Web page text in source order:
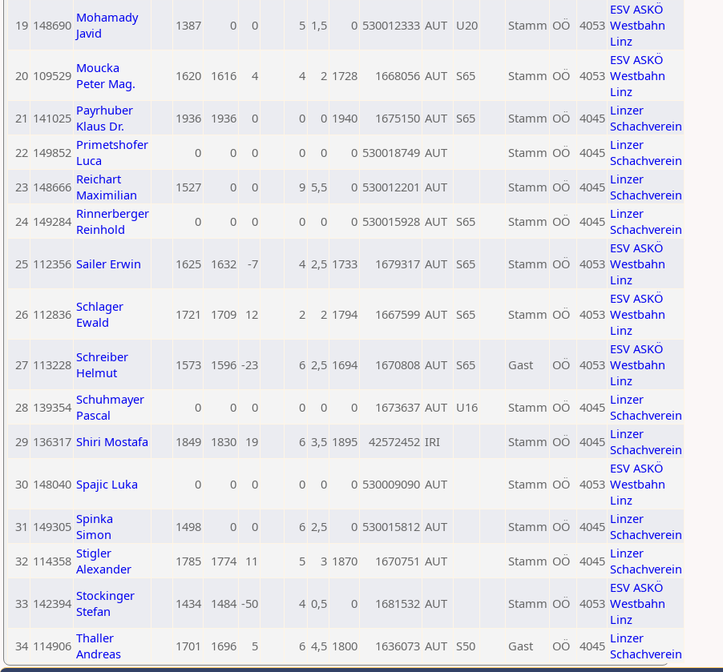
19 148690 Mohamady
Javid
1387 0 0 5 1,5 0 530012333 AUT U20 Stamm OÖ 4053
ESV ASKÖ
Westbahn
Linz
20 109529 Moucka
Peter Mag.
1620 1616 4 4 2 1728 1668056 AUT S65 Stamm OÖ 4053
ESV ASKÖ
Westbahn
Linz
21 141025 Payrhuber
Klaus Dr.
1936 1936 0 0 0 1940 1675150 AUT S65 Stamm OÖ 4045 Linzer
Schachverein
22 149852 Primetshofer
Luca
0 0 0 0 0 0 530018749 AUT Stamm OÖ 4045 Linzer
Schachverein
23 148666 Reichart
Maximilian
1527 0 0 9 5,5 0 530012201 AUT Stamm OÖ 4045 Linzer
Schachverein
24 149284 Rinnerberger
Reinhold
0 0 0 0 0 0 530015928 AUT S65 Stamm OÖ 4045 Linzer
Schachverein
25 112356 Sailer Erwin 1625 1632 -7 4 2,5 1733 1679317 AUT S65 Stamm OÖ 4053
ESV ASKÖ
Westbahn
Linz
26 112836 Schlager
Ewald
1721 1709 12 2 2 1794 1667599 AUT S65 Stamm OÖ 4053
ESV ASKÖ
Westbahn
Linz
27 113228 Schreiber
Helmut
1573 1596 -23 6 2,5 1694 1670808 AUT S65 Gast OÖ 4053
ESV ASKÖ
Westbahn
Linz
28 139354 Schuhmayer
Pascal
0 0 0 0 0 0 1673637 AUT U16 Stamm OÖ 4045 Linzer
Schachverein
29 136317 Shiri Mostafa 1849 1830 19 6 3,5 1895 42572452 IRI Stamm OÖ 4045 Linzer
Schachverein
30 148040 Spajic Luka 0 0 0 0 0 0 530009090 AUT Stamm OÖ 4053
ESV ASKÖ
Westbahn
Linz
31 149305 Spinka
Simon
1498 0 0 6 2,5 0 530015812 AUT Stamm OÖ 4045 Linzer
Schachverein
32 114358 Stigler
Alexander
1785 1774 11 5 3 1870 1670751 AUT Stamm OÖ 4045 Linzer
Schachverein
33 142394 Stockinger
Stefan
1434 1484 -50 4 0,5 0 1681532 AUT Stamm OÖ 4053
ESV ASKÖ
Westbahn
Linz
34 114906 Thaller
Andreas
1701 1696 5 6 4,5 1800 1636073 AUT S50 Gast OÖ 4045 Linzer
Schachverein